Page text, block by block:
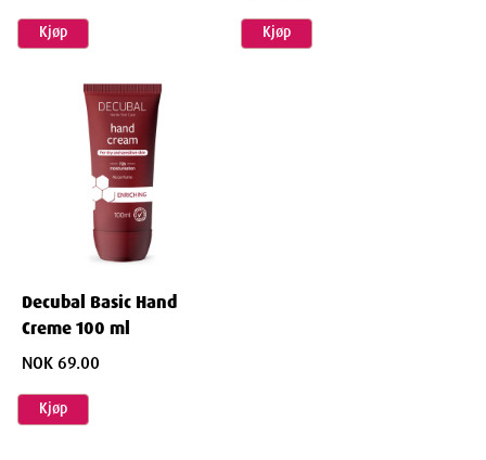
Kjøp Kjøp
Decubal Basic Hand
Creme 100 ml
NOK 69.00
Kjøp